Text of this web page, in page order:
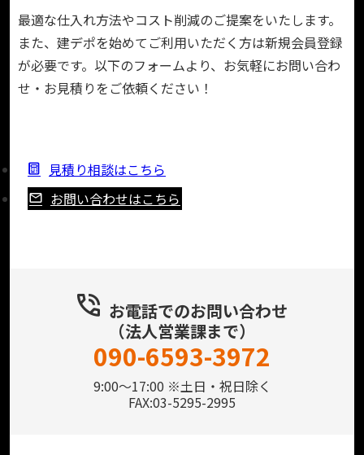
最適な仕入れ方法やコスト削減のご提案をいたします。
また、建デポを始めてご利用いただく方は新規会員登録
が必要です。以下のフォームより、お気軽にお問い合わ
せ・お見積りをご依頼ください！
見積り相談はこちら
お問い合わせはこちら
お電話でのお問い合わせ
（法人営業課まで）
090-6593-3972
9:00～17:00 ※土日・祝日除く
FAX:03-5295-2995